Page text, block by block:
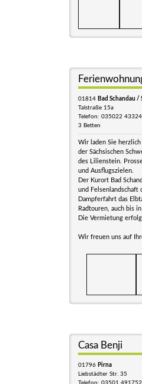
01814 Bad Schandau /
Talstraße 15a
Telefon: 035022 43324
3 Betten
Wir laden Sie
der Sächsischen
des Lilienstein.
und Ausflugszielen.
Der Kurort Bad
und Felsenlandschaft
Dampferfahrt das
Radtouren, auch bis
Die Vermietung
Wir freuen uns auf
Casa Benji
01796 Pirna
Liebstädter Str. 35
Telefon: 03501